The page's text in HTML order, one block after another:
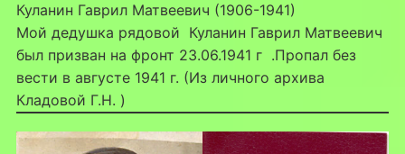
Куланин Гаврил Матвеевич (1906-1941)
Мой дедушка рядовой Куланин Гаврил Матвеевич
был призван на фронт 23.06.1941 г .Пропал без
вести в августе 1941 г. (Из личного архива
Кладовой Г.Н. )